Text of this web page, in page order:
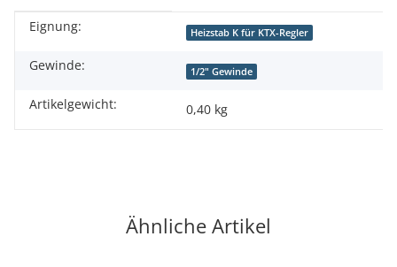
Produkteigenschaft
Wert
Eignung: Heizstab K für KTX-Regler
Gewinde: 1/2" Gewinde
Artikelgewicht: 0,40 kg
Ähnliche Artikel